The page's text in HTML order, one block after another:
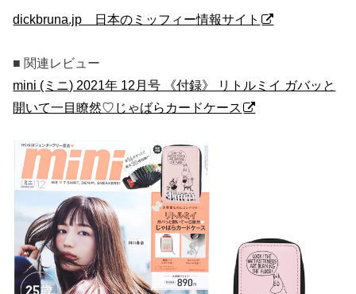
dickbruna.jp 日本のミッフィー情報サイト
■ 関連レビュー
mini (ミニ) 2021年 12月号 《付録》 リトルミイ ガバッと
開いて一目瞭然♡じゃばらカードケース